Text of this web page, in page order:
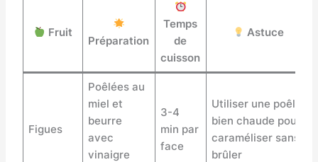
Fruit
Préparation
Temps
de
cuisson
Astuce
Figues
Poêlées au
miel et
beurre
avec
vinaigre
3-4
min par
face
Utiliser une poêle
bien chaude pour
caraméliser sans
brûler